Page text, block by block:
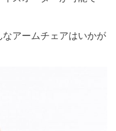
アームチェアはいかが